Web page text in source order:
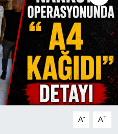
A- A+